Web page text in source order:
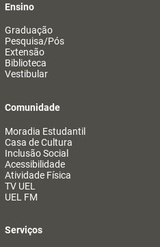
Ensino
Graduação
Pesquisa/Pós
Extensão
Biblioteca
Vestibular
Comunidade
Moradia Estudantil
Casa de Cultura
Inclusão Social
Acessibilidade
Atividade Física
TV UEL
UEL FM
Serviços